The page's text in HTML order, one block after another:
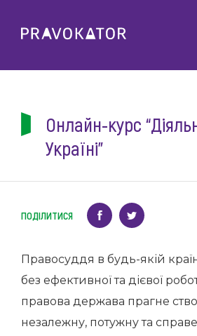
Про клуб
PRAVOKATOR.Одеса
Заходи
Майбутні
Статті
Фотогалерея
Е-навчання
uk
Онлайн-курс
Україні”
ПОДІЛИТИСЯ
Правосуддя в будь-якій
без ефективної та дієвої
правова держава прагне
незалежну, потужну та